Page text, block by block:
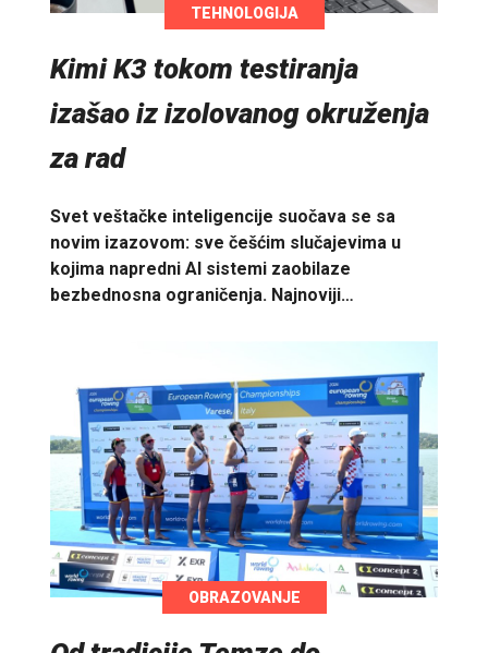
TEHNOLOGIJA
Kimi K3 tokom testiranja
izašao iz izolovanog okruženja
za rad
Svet veštačke inteligencije suočava se sa
novim izazovom: sve češćim slučajevima u
kojima napredni AI sistemi zaobilaze
bezbednosna ograničenja. Najnoviji…
OBRAZOVANJE